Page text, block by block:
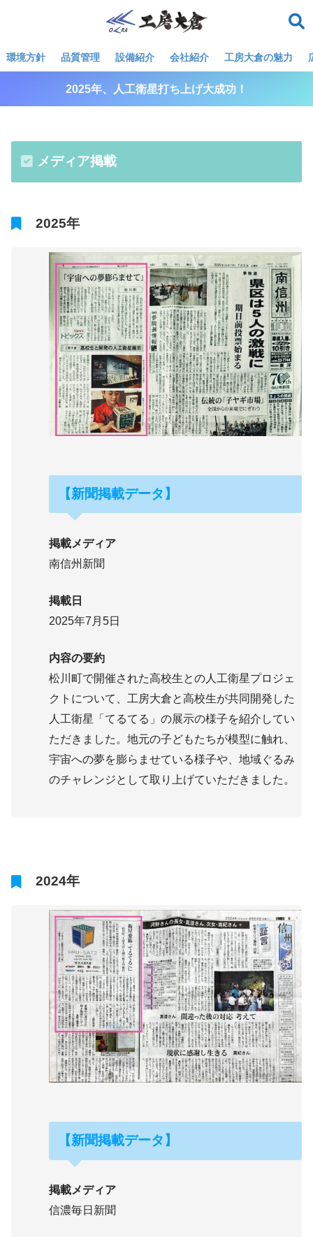
環境方針 品質管理 設備紹介 会社紹介 工房大倉の魅力
2025年、人工衛星打ち上げ大成功！
メディア掲載
2025年
【新聞掲載データ】
掲載メディア
南信州新聞
掲載日
2025年7月5日
内容の要約
松川町で開催された高校生との人工衛星プロジェ
クトについて、工房大倉と高校生が共同開発した
人工衛星「てるてる」の展示の様子を紹介してい
ただきました。地元の子どもたちが模型に触れ、
宇宙への夢を膨らませている様子や、地域ぐるみ
のチャレンジとして取り上げていただきました。
2024年
【新聞掲載データ】
掲載メディア
信濃毎日新聞